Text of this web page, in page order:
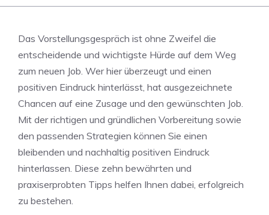
Das Vorstellungsgespräch ist ohne Zweifel die
entscheidende und wichtigste Hürde auf dem Weg
zum neuen Job. Wer hier überzeugt und einen
positiven Eindruck hinterlässt, hat ausgezeichnete
Chancen auf eine Zusage und den gewünschten Job.
Mit der richtigen und gründlichen Vorbereitung sowie
den passenden Strategien können Sie einen
bleibenden und nachhaltig positiven Eindruck
hinterlassen. Diese zehn bewährten und
praxiserprobten Tipps helfen Ihnen dabei, erfolgreich
zu bestehen.